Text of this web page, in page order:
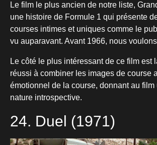
Le film le plus ancien de notre liste,
une histoire de Formule 1 qui présente
courses intimes et uniques comme le
vu auparavant. Avant 1966, nous
Le côté le plus intéressant de ce film est
réussi à combiner les images de course
émotionnel de la course, donnant au film
nature introspective.
24. Duel (1971)